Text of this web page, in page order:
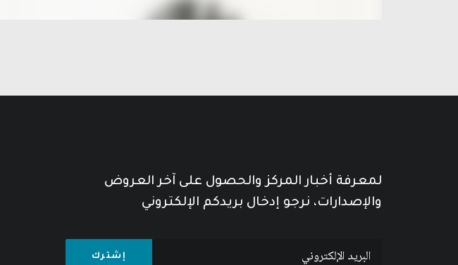
لمعرفة أخبار المركز والحصول على آخر العروض
والإصدارات، نرجو إدخال بريدكم الإلكتروني